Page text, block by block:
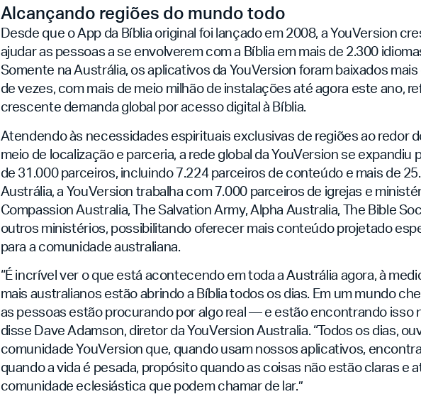
Alcançando regiões do mundo todo
Desde que o App da Bíblia original foi lançado em 2008, a YouVersion
ajudar as pessoas a se envolverem com a Bíblia em mais de 2.300
Somente na Austrália, os aplicativos da YouVersion foram baixados
de vezes, com mais de meio milhão de instalações até agora este ano,
crescente demanda global por acesso digital à Bíblia.
Atendendo às necessidades espirituais exclusivas de regiões ao redor
meio de localização e parceria, a rede global da YouVersion se expandiu
de 31.000 parceiros, incluindo 7.224 parceiros de conteúdo e mais de
Austrália, a YouVersion trabalha com 7.000 parceiros de igrejas e
Compassion Australia, The Salvation Army, Alpha Australia, The Bible
outros ministérios, possibilitando oferecer mais conteúdo projetado
para a comunidade australiana.
“É incrível ver o que está acontecendo em toda a Austrália agora, à
mais australianos estão abrindo a Bíblia todos os dias. Em um mundo
as pessoas estão procurando por algo real — e estão encontrando isso
disse Dave Adamson, diretor da YouVersion Australia. “Todos os dias,
comunidade YouVersion que, quando usam nossos aplicativos,
quando a vida é pesada, propósito quando as coisas não estão claras e
comunidade eclesiástica que podem chamar de lar.”